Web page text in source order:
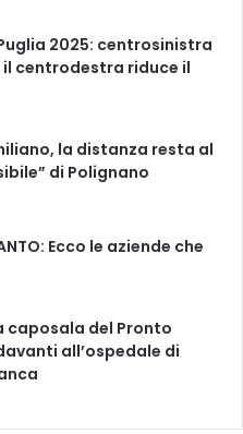
2025: centrosinistra
centrodestra riduce il
la distanza resta al
di Polignano
Ecco le aziende che
caposala del Pronto
all’ospedale di